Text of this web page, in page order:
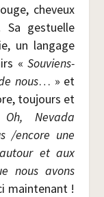
che­veux
Sa ges­tuelle
un lan­gage
«Sou­viens-
nous… » et
tou­jours et
Oh, Neva­da
/​encore une
et aux
nous avons
main­te­nant !